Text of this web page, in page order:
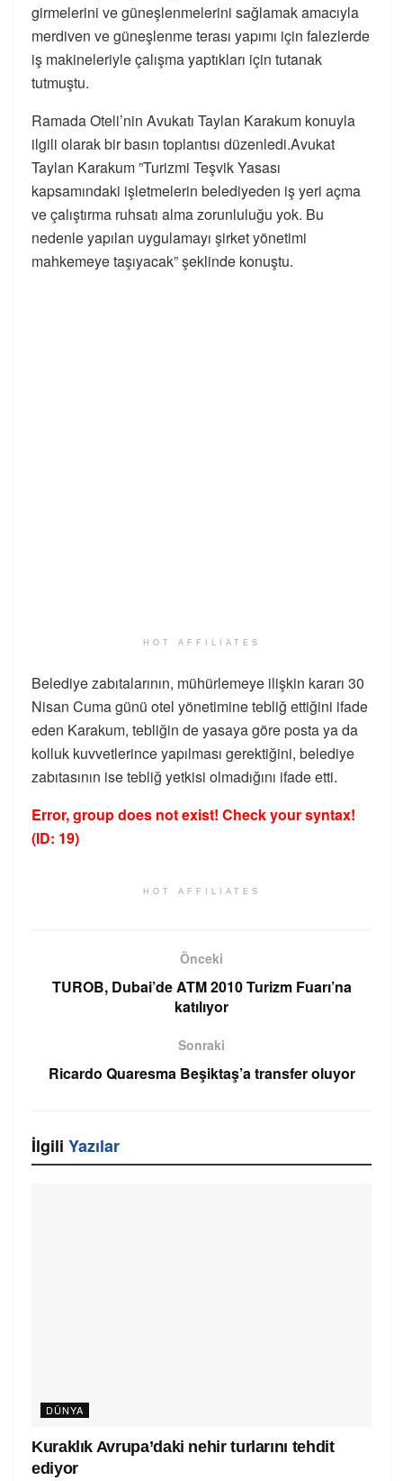
girmelerini ve güneşlenmelerini sağlamak amacıyla
merdiven ve güneşlenme terası yapımı için falezlerde
iş makineleriyle çalışma yaptıkları için tutanak
tutmuştu.
Ramada Oteli’nin Avukatı Taylan Karakum konuyla
ilgili olarak bir basın toplantısı düzenledi.Avukat
Taylan Karakum ”Turizmi Teşvik Yasası
kapsamındaki işletmelerin belediyeden iş yeri açma
ve çalıştırma ruhsatı alma zorunluluğu yok. Bu
nedenle yapılan uygulamayı şirket yönetimi
mahkemeye taşıyacak” şeklinde konuştu.
HOT AFFILIATES
Belediye zabıtalarının, mühürlemeye ilişkin kararı 30
Nisan Cuma günü otel yönetimine tebliğ ettiğini ifade
eden Karakum, tebliğin de yasaya göre posta ya da
kolluk kuvvetlerince yapılması gerektiğini, belediye
zabıtasının ise tebliğ yetkisi olmadığını ifade etti.
Error, group does not exist! Check your syntax!
(ID: 19)
HOT AFFILIATES
Önceki
TUROB, Dubai’de ATM 2010 Turizm Fuarı’na
katılıyor
Sonraki
Ricardo Quaresma Beşiktaş’a transfer oluyor
İlgili Yazılar
DÜNYA
Kuraklık Avrupa’daki nehir turlarını tehdit
ediyor